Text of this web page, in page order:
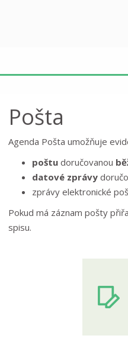
Pošta
Agenda Pošta umožňuje
poštu doručovanou
datové zprávy
zprávy elektronické
Pokud má záznam pošty
spisu.